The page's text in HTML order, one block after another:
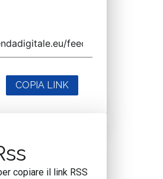
COPIA LINK
copiare il link RSS